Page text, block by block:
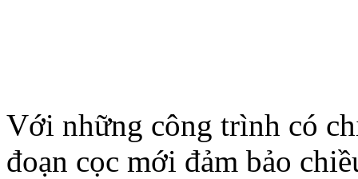
Với những công trình có
đoạn cọc mới đảm bảo